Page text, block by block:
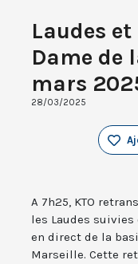
Laudes
Dame de
mars
28/03/2025
A 7h25, KTO
les Laudes
en direct de la
Marseille. Cette